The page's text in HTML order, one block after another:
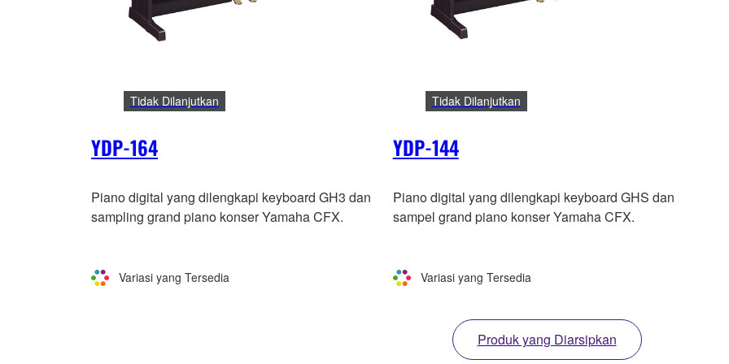
YDP-164
Tidak Dilanjutkan
Piano digital yang dilengkapi keyboard GH3 dan
sampling grand piano konser Yamaha CFX.
Variasi yang Tersedia
YDP-144
Tidak Dilanjutkan
Piano digital yang dilengkapi keyboard GHS dan
sampel grand piano konser Yamaha CFX.
Variasi yang Tersedia
Produk yang Diarsipkan